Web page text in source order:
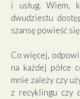
i usług. Wiem,
dwudziestu
szansę powieść
Co więcej,
na każdej półce
mnie zależy czy
z recyklingu czy